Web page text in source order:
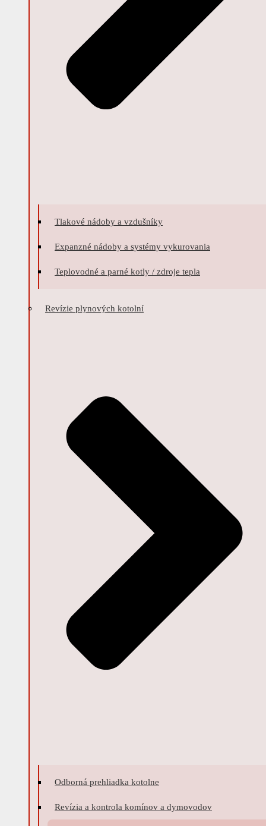
Tlakové nádoby a vzdušníky
Expanzné nádoby a systémy vykurovania
Teplovodné a parné kotly / zdroje tepla
Revízie plynových kotolní
Odborná prehliadka kotolne
Revízia a kontrola komínov a dymovodov